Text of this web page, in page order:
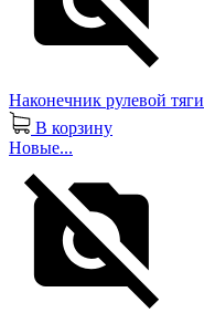
Наконечник рулевой
В корзину
Новые...